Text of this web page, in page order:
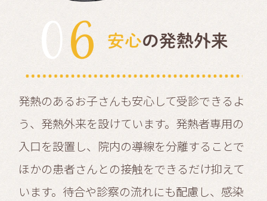
06 安心の発熱外来
発熱のあるお子さんも安心して受診できるよ
う、発熱外来を設けています。発熱者専用の
入口を設置し、院内の導線を分離することで
ほかの患者さんとの接触をできるだけ抑えて
います。待合や診察の流れにも配慮し、感染